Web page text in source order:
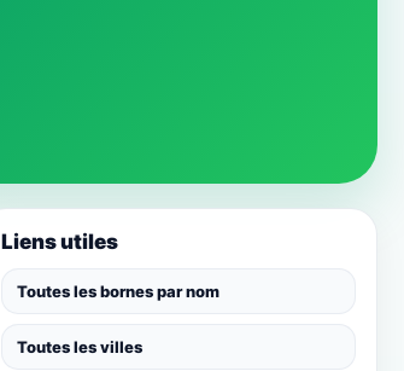
Liens utiles
Toutes les bornes par nom
Toutes les villes